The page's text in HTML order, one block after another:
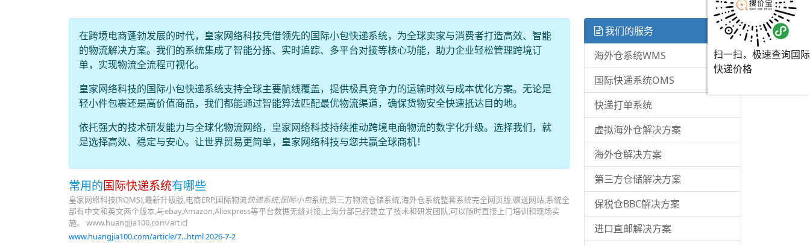
在跨境电商蓬勃发展的时代，皇家网络科技凭借领先的国际小包快递系统，为全球卖家与消费者打造高效、智能
的物流解决方案。我们的系统集成了智能分拣、实时追踪、多平台对接等核心功能，助力企业轻松管理跨境订
单，实现物流全流程可视化。
皇家网络科技的国际小包快递系统支持全球主要航线覆盖，提供极具竞争力的运输时效与成本优化方案。无论是
轻小件包裹还是高价值商品，我们都能通过智能算法匹配最优物流渠道，确保货物安全快速抵达目的地。
依托强大的技术研发能力与全球化物流网络，皇家网络科技持续推动跨境电商物流的数字化升级。选择我们，就
是选择高效、稳定与安心。让世界贸易更简单，皇家网络科技与您共赢全球商机！
常用的国际快递系统有哪些
皇家网络科技(ROMS),最新升级版,电商ERP,国际物流快递系统,国际小包系统,第三方物流仓储系统,海外仓系统整套系统完全网页版,赠送网站,系统全
部有中文和英文两个版本,与ebay,Amazon,Aliexpress等平台数据无缝对接,上海分部已经建立了技术和研发团队,可以随时直接上门培训和现场实
施。 www.huangjia100.com/articl
www.huangjia100.com/article/7...html 2026-7-2
我们的服务
海外仓系统WMS
国际快递系统OMS
快递打单系统
虚拟海外仓解决方案
海外仓解决方案
第三方仓储解决方案
保税仓BBC解决方案
进口直邮解决方案
扫一扫，极速查询国际
快递价格